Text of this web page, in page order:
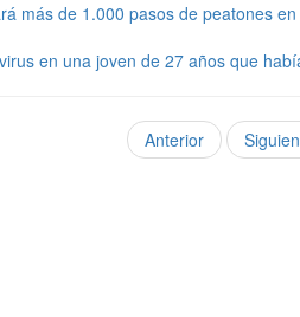
más de 1.000 pasos de peatones
en una joven de 27 años que
Anterior